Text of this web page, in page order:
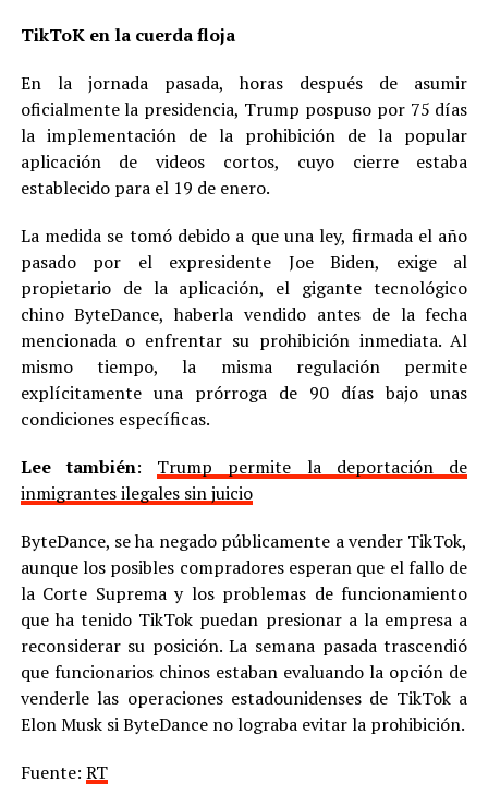
TikToK en la cuerda floja
En la jornada pasada, horas después de asumir
oficialmente la presidencia, Trump pospuso por 75 días
la implementación de la prohibición de la popular
aplicación de videos cortos, cuyo cierre estaba
establecido para el 19 de enero.
La medida se tomó debido a que una ley, firmada el año
pasado por el expresidente Joe Biden, exige al
propietario de la aplicación, el gigante tecnológico
chino ByteDance, haberla vendido antes de la fecha
mencionada o enfrentar su prohibición inmediata. Al
mismo tiempo, la misma regulación permite
explícitamente una prórroga de 90 días bajo unas
condiciones específicas.
Lee también: Trump permite la deportación de
inmigrantes ilegales sin juicio
ByteDance, se ha negado públicamente a vender TikTok,
aunque los posibles compradores esperan que el fallo de
la Corte Suprema y los problemas de funcionamiento
que ha tenido TikTok puedan presionar a la empresa a
reconsiderar su posición. La semana pasada trascendió
que funcionarios chinos estaban evaluando la opción de
venderle las operaciones estadounidenses de TikTok a
Elon Musk si ByteDance no lograba evitar la prohibición.
Fuente: RT